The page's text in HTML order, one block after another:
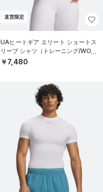
直営限定
UAヒートギア エリート ショートス
リーブ シャツ（トレーニング/WOM
EN）
￥7,480